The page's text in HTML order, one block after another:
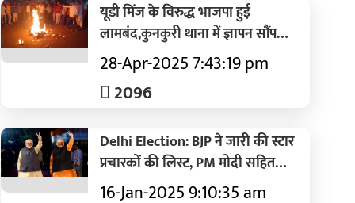
यूडी मिंज के विरुद्ध भाजपा हुई
लामबंद,कुनकुरी थाना में ज्ञापन सौंप
कार्यवाही का हुआ मांग
28-Apr-2025 7:43:19 pm
2096
Delhi Election: BJP ने जारी की स्टार
प्रचारकों की लिस्ट, PM मोदी सहित
उतारी 40 दिग्गजों की फौज
16-Jan-2025 9:10:35 am